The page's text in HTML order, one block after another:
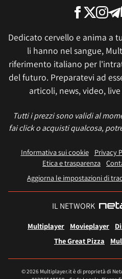
Dedicato cervello e anima a
li hanno nel sangue,
riferimento italiano per
del futuro. Preparatevi ad
articoli, news, video,
Tutti i prezzi sono validi al
fai click o acquisti qualcosa,
Informativa sui cookie Privacy
Etica e trasparenza
Aggiorna le impostazioni di
IL NETWORK
Multiplayer Movieplayer
The Great Pizza
© 2026 Multiplayer.it è di proprietà di